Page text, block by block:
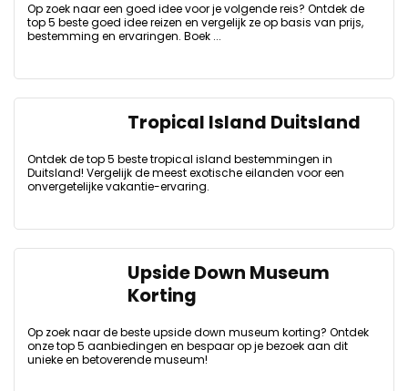
Op zoek naar een goed idee voor je volgende reis? Ontdek de
top 5 beste goed idee reizen en vergelijk ze op basis van prijs,
bestemming en ervaringen. Boek ...
Tropical Island Duitsland
Ontdek de top 5 beste tropical island bestemmingen in
Duitsland! Vergelijk de meest exotische eilanden voor een
onvergetelijke vakantie-ervaring.
Upside Down Museum
Korting
Op zoek naar de beste upside down museum korting? Ontdek
onze top 5 aanbiedingen en bespaar op je bezoek aan dit
unieke en betoverende museum!